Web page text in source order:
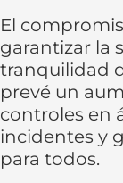
El
garantizar la
tranquilidad
prevé un
controles en
incidentes y
para todos.